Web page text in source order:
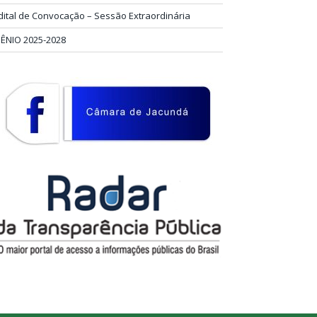
de Convocação – Sessão Extraordinária
2025-2028